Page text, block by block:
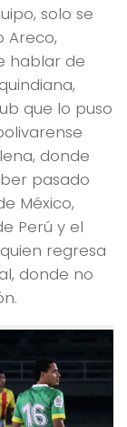
solo se
Areco,
hablar de
que lo puso
donde
pasado
México,
Perú y el
regresa
donde no